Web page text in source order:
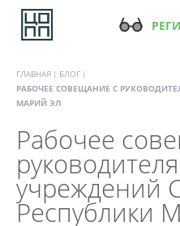
ГЛАВНАЯ БЛОГ
РАБОЧЕЕ СОВЕЩАНИЕ С
МАРИЙ ЭЛ
Рабочее
учреждений
Республики